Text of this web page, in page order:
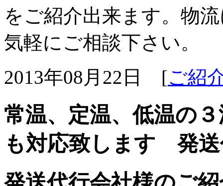
をご紹介出来ます。物
気軽にご相談下さい。
2013年08月22日 [ご紹
常温、定温、低温の
も対応致します 発送